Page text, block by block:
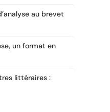
au brevet
un format en
littéraires :